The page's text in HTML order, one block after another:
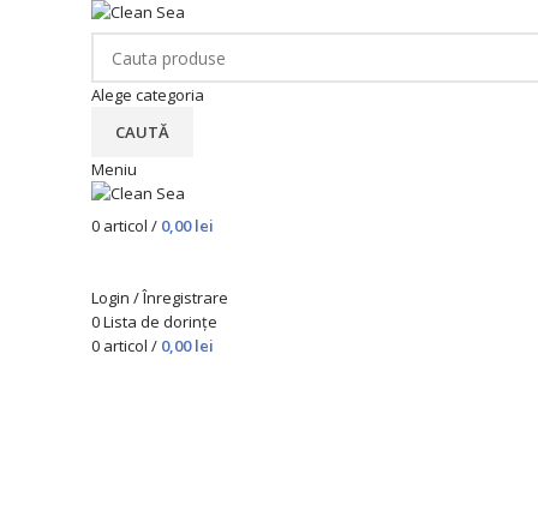
Alege categoria
CAUTĂ
Meniu
0 articol / 0,00lei
Login / Înregistrare
0Lista de dorințe
0 articol / 0,00lei